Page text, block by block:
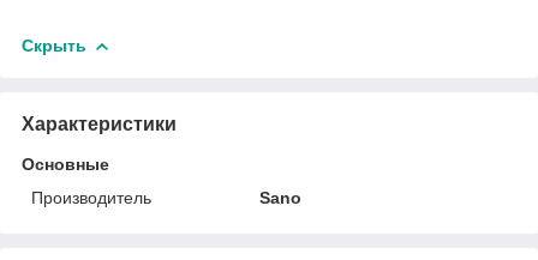
Скрыть
Характеристики
Основные
Производитель
Sano